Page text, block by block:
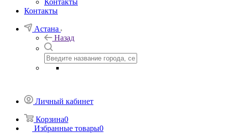
Контакты
Контакты
Астана
Назад
Личный кабинет
Корзина0
Избранные товары0